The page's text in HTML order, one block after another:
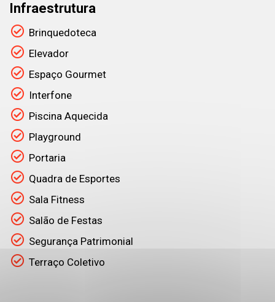
Infraestrutura
Brinquedoteca
Elevador
Espaço Gourmet
Interfone
Piscina Aquecida
Playground
Portaria
Quadra de Esportes
Sala Fitness
Salão de Festas
Segurança Patrimonial
Terraço Coletivo